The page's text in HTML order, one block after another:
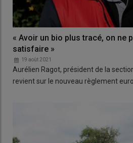
« Avoir un bio plus tracé, on ne
satisfaire »
19 août 2021
Aurélien Ragot, président de la
revient sur le nouveau règlement